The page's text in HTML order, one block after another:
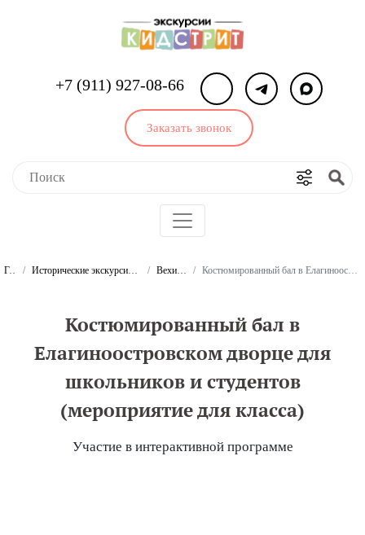
+7 (911) 927-08-66
Заказать звонок
Главная Исторические экскурсии по Санкт-Петербургу для школьников и студентов Вехи истории. Экскурсии Костюмированный бал в Елагиноостровском дворце для школьников и студентов (мероприятие для класса)
Костюмированный бал в
Елагиноостровском дворце для
школьников и студентов
(мероприятие для класса)
Участие в интерактивной программе